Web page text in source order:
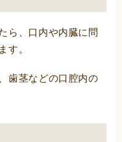
ら、口内や内臓に問
す。
歯茎などの口腔内の